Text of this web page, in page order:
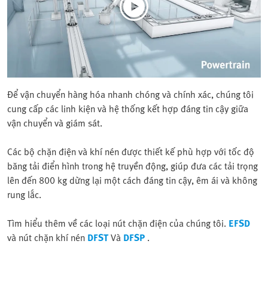
Để vận chuyển hàng hóa nhanh chóng và chính xác, chúng tôi
cung cấp các linh kiện và hệ thống kết hợp đáng tin cậy giữa
vận chuyển và giám sát.
Các bộ chặn điện và khí nén được thiết kế phù hợp với tốc độ
băng tải điển hình trong hệ truyền động, giúp đưa các tải trọng
lên đến 800 kg dừng lại một cách đáng tin cậy, êm ái và không
rung lắc.
Tìm hiểu thêm về các loại nút chặn điện của chúng tôi. EFSD
và nút chặn khí nén DFSTVà DFSP .